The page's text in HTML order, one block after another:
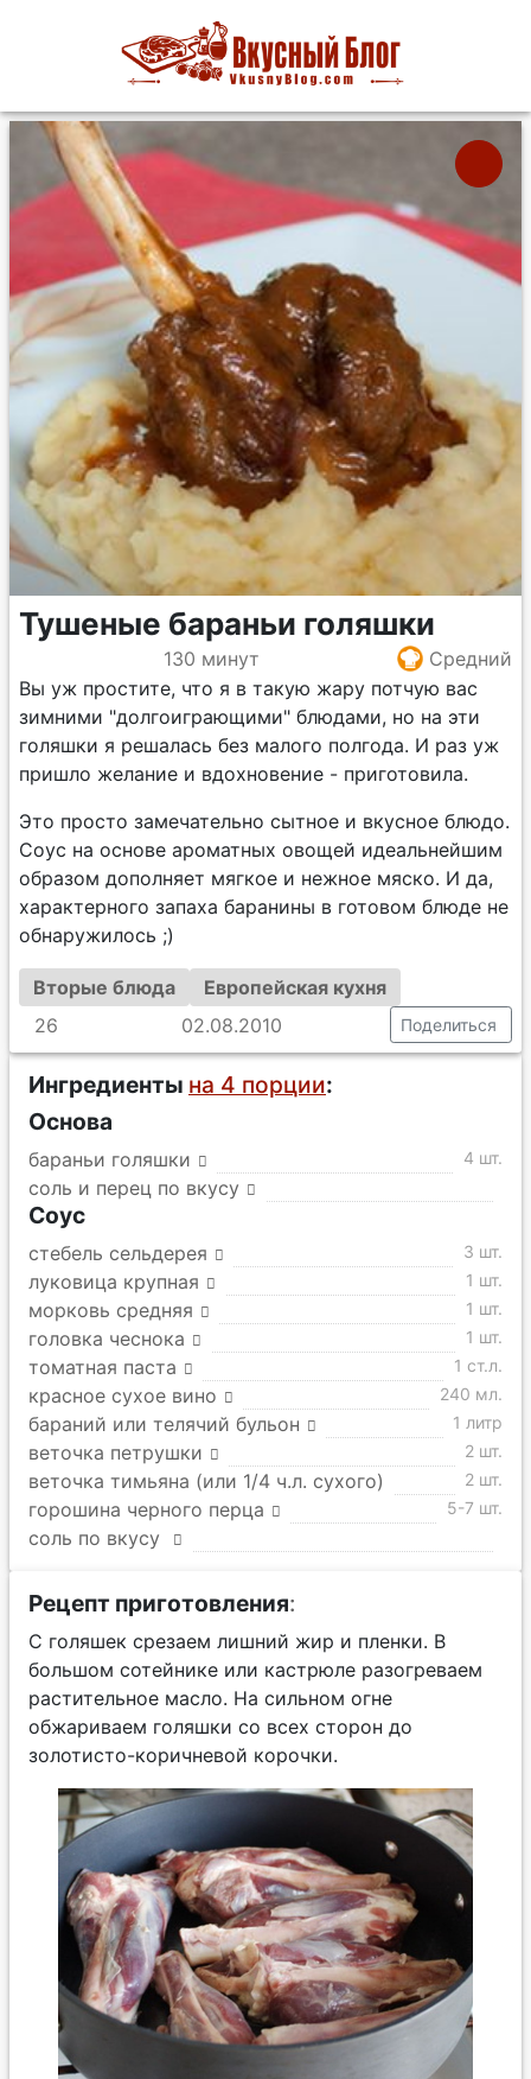
Тушеные бараньи голяшки
130 минут
Средний
Вы уж простите, что я в такую жару потчую вас
зимними "долгоиграющими" блюдами, но на эти
голяшки я решалась без малого полгода. И раз уж
пришло желание и вдохновение - приготовила.
Это просто замечательно сытное и вкусное блюдо.
Соус на основе ароматных овощей идеальнейшим
образом дополняет мягкое и нежное мяско. И да,
характерного запаха баранины в готовом блюде не
обнаружилось ;)
Вторые блюда
Европейская кухня
26
02.08.2010 Поделиться
Ингредиенты на 4 порции:
Основа
бараньи голяшки 4 шт.
соль и перец по вкусу
Соус
стебель сельдерея 3 шт.
луковица крупная 1 шт.
морковь средняя 1 шт.
головка чеснока 1 шт.
томатная паста 1 ст.л.
красное сухое вино 240 мл.
бараний или телячий бульон 1 литр
веточка петрушки 2 шт.
веточка тимьяна (или 1/4 ч.л. сухого) 2 шт.
горошина черного перца 5-7 шт.
соль по вкусу
Рецепт приготовления:
С голяшек срезаем лишний жир и пленки. В
большом сотейнике или кастрюле разогреваем
растительное масло. На сильном огне
обжариваем голяшки со всех сторон до
золотисто-коричневой корочки.